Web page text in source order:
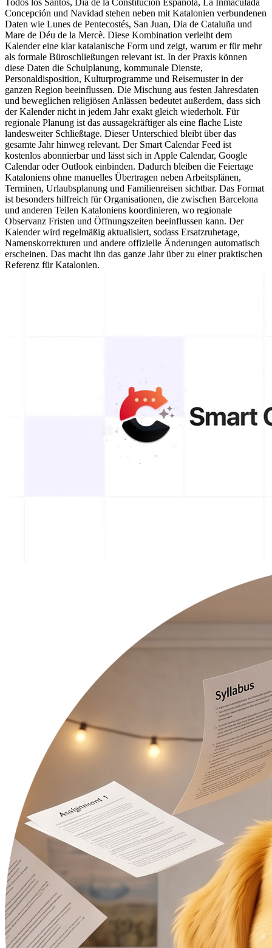
Todos los Santos, Día de la Constitución Española, La Inmaculada
Concepción und Navidad stehen neben mit Katalonien verbundenen
Daten wie Lunes de Pentecostés, San Juan, Dia de Cataluña und
Mare de Déu de la Mercè. Diese Kombination verleiht dem
Kalender eine klar katalanische Form und zeigt, warum er für mehr
als formale Büroschließungen relevant ist. In der Praxis können
diese Daten die Schulplanung, kommunale Dienste,
Personaldisposition, Kulturprogramme und Reisemuster in der
ganzen Region beeinflussen. Die Mischung aus festen Jahresdaten
und beweglichen religiösen Anlässen bedeutet außerdem, dass sich
der Kalender nicht in jedem Jahr exakt gleich wiederholt. Für
regionale Planung ist das aussagekräftiger als eine flache Liste
landesweiter Schließtage. Dieser Unterschied bleibt über das
gesamte Jahr hinweg relevant. Der Smart Calendar Feed ist
kostenlos abonnierbar und lässt sich in Apple Calendar, Google
Calendar oder Outlook einbinden. Dadurch bleiben die Feiertage
Kataloniens ohne manuelles Übertragen neben Arbeitsplänen,
Terminen, Urlaubsplanung und Familienreisen sichtbar. Das Format
ist besonders hilfreich für Organisationen, die zwischen Barcelona
und anderen Teilen Kataloniens koordinieren, wo regionale
Observanz Fristen und Öffnungszeiten beeinflussen kann. Der
Kalender wird regelmäßig aktualisiert, sodass Ersatzruhetage,
Namenskorrekturen und andere offizielle Änderungen automatisch
erscheinen. Das macht ihn das ganze Jahr über zu einer praktischen
Referenz für Katalonien.